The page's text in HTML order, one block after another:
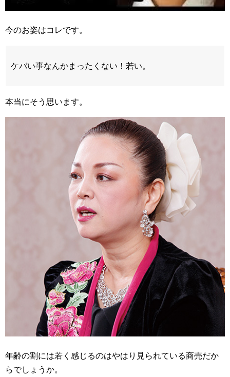
今のお姿はコレです。
ケバい事なんかまったくない！若い。
本当にそう思います。
年齢の割には若く感じるのはやはり見られている商売だか
らでしょうか。